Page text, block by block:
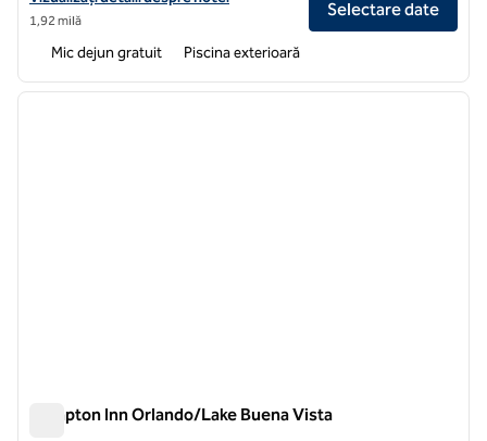
1,92 milă
Selectare date
Mic dejun gratuit Piscina exterioară
1 din 12
Hampton Inn Orlando/Lake Buena Vista